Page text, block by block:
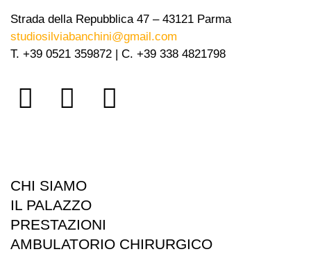
Strada della Repubblica 47 – 43121 Parma
studiosilviabanchini@gmail.com
T. +39 0521 359872 | C. +39 338 4821798
CHI SIAMO
IL PALAZZO
PRESTAZIONI
AMBULATORIO CHIRURGICO